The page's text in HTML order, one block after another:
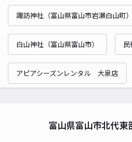
諏訪神社（富山県富山市岩瀬白山町）
白山神社（富山県富山市）
アピアシーズンレンタル 大泉店
富山県富山市北代東